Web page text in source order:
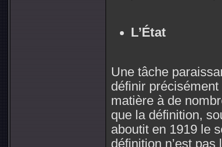
L’État
Une tâche
définir précisément
matière à de
que la définition,
aboutit en 1919 le
définition n’est